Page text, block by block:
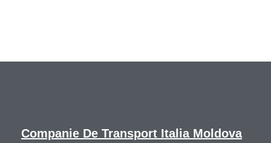
Companie De Transport Italia Moldova